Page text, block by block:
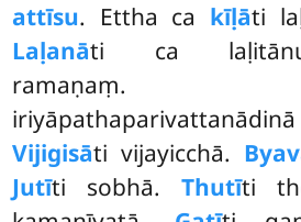
attīsu. Ettha ca kīḷāti
Laḷanāti ca
Vijigisāti vijayicchā.
Jutīti sobhā. Thutīti